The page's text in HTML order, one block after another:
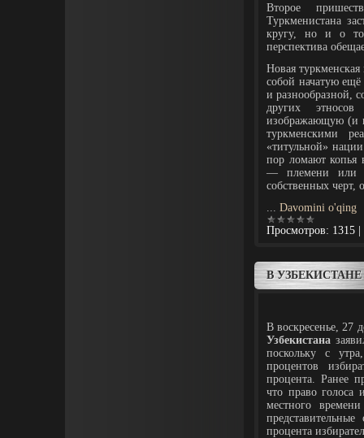
Второе
Туркменистана
кругу, но и о
перспектива
Новая туркменская
собой начатую
и разнообразной,
других
изображающую (и
туркменскими
«титульной»
пор ломают копья
— племени или
собственных черт,
... Davomini o'qing
Просмотров: 1315
В
В воскресенье, 27
Узбекистана
поскольку с
процентов
процента. Ранее
что право голоса
местного
процента